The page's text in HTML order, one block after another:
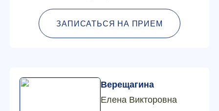
ЗАПИСАТЬСЯ НА ПРИЕМ
Верещагина
Елена Викторовна